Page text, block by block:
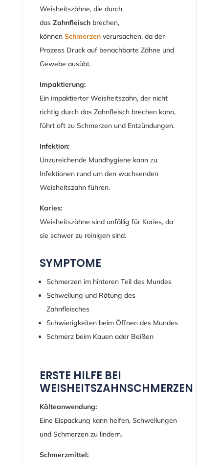
Weisheitszähne, die durch
das Zahnfleisch brechen,
können Schmerzen verursachen, da der
Prozess Druck auf benachbarte Zähne und
Gewebe ausübt.
Impaktierung:
Ein impaktierter Weisheitszahn, der nicht
richtig durch das Zahnfleisch brechen kann,
führt oft zu Schmerzen und Entzündungen.
Infektion:
Unzureichende Mundhygiene kann zu
Infektionen rund um den wachsenden
Weisheitszahn führen.
Karies:
Weisheitszähne sind anfällig für Karies, da
sie schwer zu reinigen sind.
SYMPTOME
Schmerzen im hinteren Teil des Mundes
Schwellung und Rötung des
Zahnfleisches
Schwierigkeiten beim Öffnen des Mundes
Schmerz beim Kauen oder Beißen
ERSTE HILFE BEI
WEISHEITSZAHNSCHMERZEN
Kälteanwendung:
Eine Eispackung kann helfen, Schwellungen
und Schmerzen zu lindern.
Schmerzmittel: